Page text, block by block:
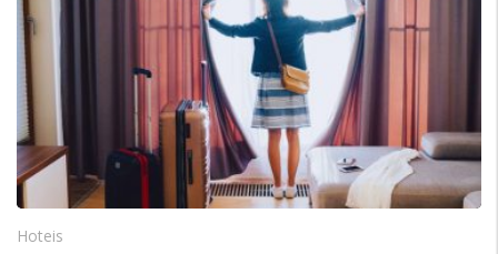
Hoteis